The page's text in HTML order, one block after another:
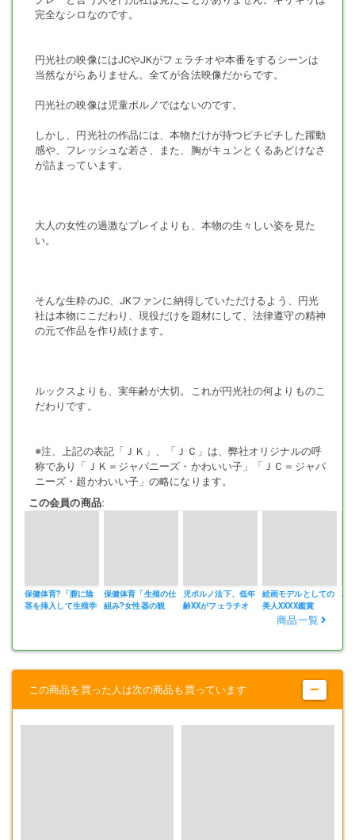
完全なシロなのです。
円光社の映像にはJCやJKがフェラチオや本番をするシーンは
当然ながらありません。全てが合法映像だからです。
円光社の映像は児童ポルノではないのです。
しかし、円光社の作品には、本物だけが持つピチピチした躍動
感や、フレッシュな若さ、また、胸がキュンとくるあどけなさ
が詰まっています。
大人の女性の過激なプレイよりも、本物の生々しい姿を見た
い。
そんな生粋のJC、JKファンに納得していただけるよう、円光
社は本物にこだわり、現役だけを題材にして、法律遵守の精神
の元で作品を作り続けます。
ルックスよりも、実年齢が大切。これが円光社の何よりものこ
だわりです。
※注、上記の表記「ＪＫ」、「ＪＣ」は、弊社オリジナルの呼
称であり「ＪＫ＝ジャパニーズ・かわいい子」「ＪＣ＝ジャパ
ニーズ・超かわいい子」の略になります。
この会員の商品:
保健体育?「膣に陰
茎を挿入して生殖学
保健体育「生殖の仕
組み?女性器の観
児ポルノ法下、低年
齢XXがフェラチオ
絵画モデルとしての
美人XXXX鑑賞
本
商品一覧
この商品を買った人は次の商品も買っています